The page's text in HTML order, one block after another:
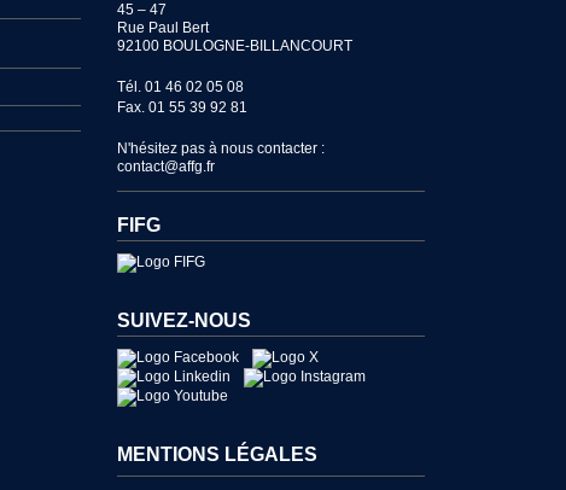
45 – 47
Rue Paul Bert
92100 BOULOGNE-BILLANCOURT
Tél. 01 46 02 05 08
Fax. 01 55 39 92 81
N'hésitez pas à nous contacter :
contact@affg.fr
FIFG
SUIVEZ-NOUS
MENTIONS LÉGALES